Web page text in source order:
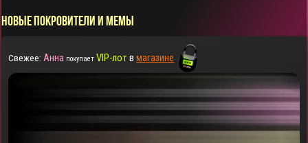
НОВЫЕ ПОКРОВИТЕЛИ И МЕМЫ
Свежее: Анна покупает VIP-лотвмагазине